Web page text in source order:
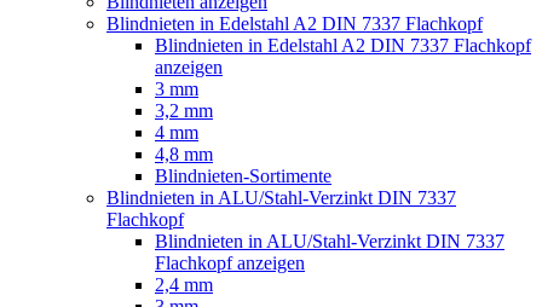
Blindnieten in Edelstahl A2 DIN 7337 Flachkopf
Blindnieten in Edelstahl A2 DIN 7337 Flachkopf
anzeigen
3 mm
3,2 mm
4 mm
4,8 mm
Blindnieten-Sortimente
Blindnieten in ALU/Stahl-Verzinkt DIN 7337
Flachkopf
Blindnieten in ALU/Stahl-Verzinkt DIN 7337
Flachkopf anzeigen
2,4 mm